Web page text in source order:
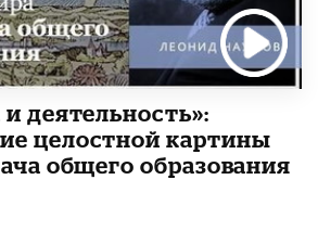
деятельность»:
целостной картины
общего образования